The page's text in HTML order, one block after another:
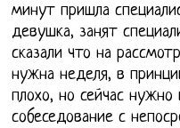
минут пришла
девушка, занят
сказали что на
нужна неделя, в
плохо, но сейчас
собеседование с